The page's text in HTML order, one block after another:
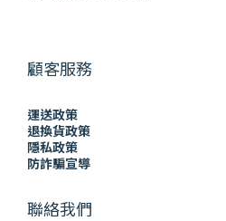
顧客服務
運送政策
退換貨政策
隱私政策
防詐騙宣導
聯絡我們